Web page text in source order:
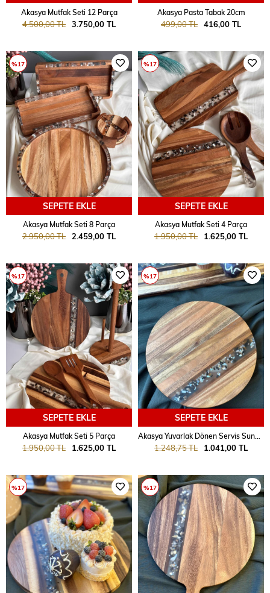
Akasya Mutfak Seti 12 Parça
3.750,00 TL
4.500,00 TL
Akasya Pasta Tabak 20cm
416,00 TL
499,00 TL
SEPETE EKLE
Akasya Mutfak Seti 8 Parça
2.459,00 TL
2.950,00 TL
%17
SEPETE EKLE
Akasya Mutfak Seti 4 Parça
1.625,00 TL
1.950,00 TL
%17
SEPETE EKLE
Akasya Mutfak Seti 5 Parça
1.625,00 TL
1.950,00 TL
%17
SEPETE EKLE
1.041,00 TL
1.248,75 TL
%17
%17 %17